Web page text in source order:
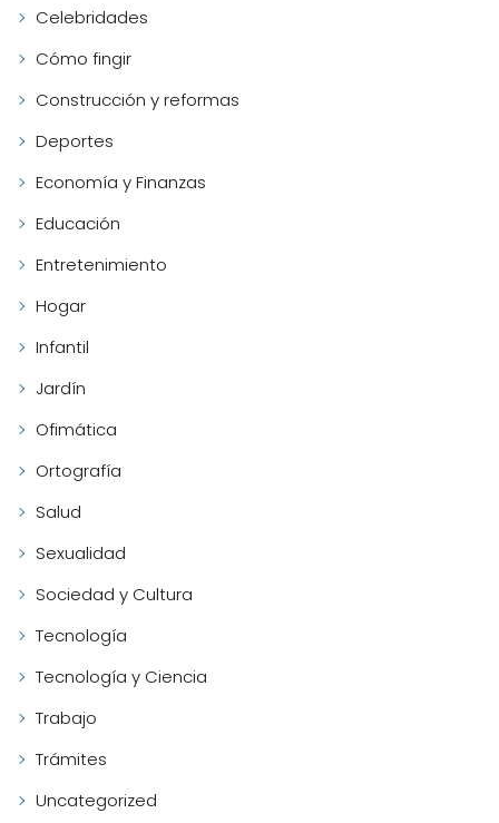
Celebridades
Cómo fingir
Construcción y reformas
Deportes
Economía y Finanzas
Educación
Entretenimiento
Hogar
Infantil
Jardín
Ofimática
Ortografía
Salud
Sexualidad
Sociedad y Cultura
Tecnología
Tecnología y Ciencia
Trabajo
Trámites
Uncategorized